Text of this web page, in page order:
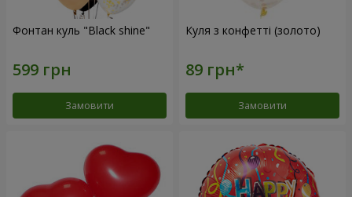
Фонтан куль "Black shine"
Замовити
Куля з конфетті (золото)
Замовити